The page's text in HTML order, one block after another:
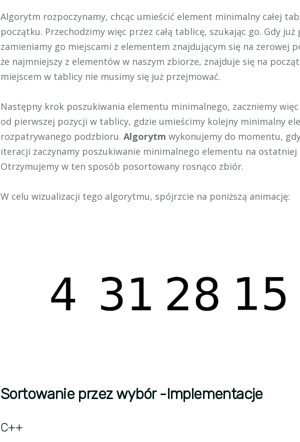
Algorytm rozpoczynamy, chcąc umieścić element minimalny całej
początku. Przechodzimy więc przez całą tablicę, szukając go. Gdy już
zamieniamy go miejscami z elementem znajdującym się na zerowej
że najmniejszy z elementów w naszym zbiorze, znajduje się na
miejscem w tablicy nie musimy się już przejmować.
Następny krok poszukiwania elementu minimalnego, zaczniemy
od pierwszej pozycji w tablicy, gdzie umieścimy kolejny minimalny
rozpatrywanego podzbioru. Algorytm wykonujemy do momentu,
iteracji zaczynamy poszukiwanie minimalnego elementu na
Otrzymujemy w ten sposób posortowany rosnąco zbiór.
W celu wizualizacji tego algorytmu, spójrzcie na poniższą animację:
Sortowanie przez wybór -Implementacje
C++